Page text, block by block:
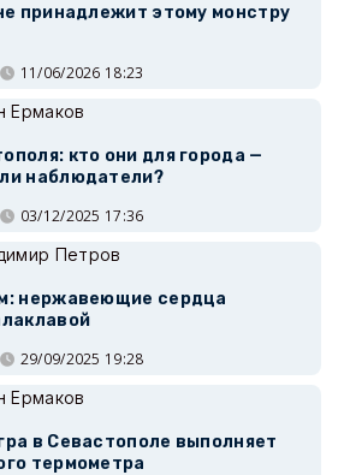
принадлежит этому монстру
11/06/2026 18:23
Ермаков
кто они для города —
наблюдатели?
03/12/2025 17:36
Петров
нержавеющие сердца
29/09/2025 19:28
Ермаков
в Севастополе выполняет
термометра